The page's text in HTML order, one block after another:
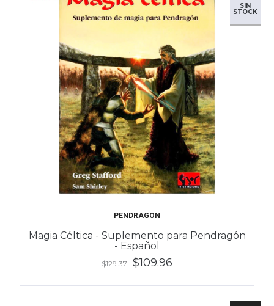
SIN
STOCK
PENDRAGON
Magia Céltica - Suplemento para Pendragón
- Español
$129.37 $109.96